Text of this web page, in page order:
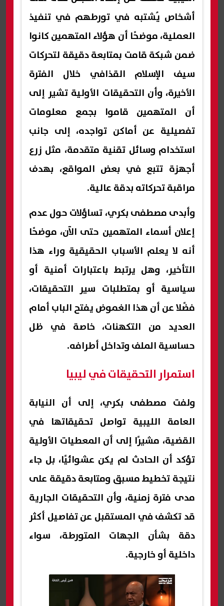
أشخاص يُشتبه في تورطهم في تنفيذ
العملية، موضحًا أن هؤلاء المتهمين كانوا
ضمن شبكة قامت بمتابعة دقيقة لتحركات
سيف الإسلام القذافي خلال الفترة
الأخيرة، وأن التحقيقات الأولية تشير إلى
أن المتهمين قاموا بجمع معلومات
تفصيلية عن أماكن تواجده، إلى جانب
استخدام وسائل تقنية متقدمة، مثل زرع
أجهزة تتبع في بعض المواقع، بهدف
مراقبة تحركاته بدقة عالية.
وأبدى مصطفى بكري، تساؤلات حول عدم
إعلان أسماء المتهمين حتى الآن، موضحًا
أنه لا يعلم الأسباب الحقيقية وراء هذا
التأخير، وهل يرتبط باعتبارات أمنية أو
سياسية أو بمتطلبات سير التحقيقات،
فضًلا عن أن هذا الغموض يفتح الباب أمام
العديد من التكهنات، خاصة في ظل
حساسية الملف وتداخل أطرافه.
استمرار التحقيقات في ليبيا
ولفت مصطفى بكري، إلى أن النيابة
العامة الليبية تواصل تحقيقاتها في
القضية، مشيرًا إلى أن المعطيات الأولية
تؤكد أن الحادث لم يكن عشوائيًا، بل جاء
نتيجة تخطيط مسبق ومتابعة دقيقة على
مدى فترة زمنية، وأن التحقيقات الجارية
قد تكشف في المستقبل عن تفاصيل أكثر
دقة بشأن الجهات المتورطة، سواء
داخلية أو خارجية.